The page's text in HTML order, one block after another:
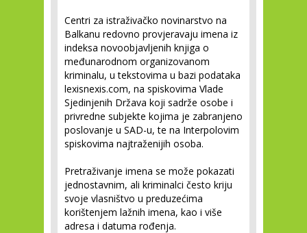
Centri za istraživačko novinarstvo na
Balkanu redovno provjeravaju imena iz
indeksa novoobjavljenih knjiga o
međunarodnom organizovanom
kriminalu, u tekstovima u bazi podataka
lexisnexis.com, na spiskovima Vlade
Sjedinjenih Država koji sadrže osobe i
privredne subjekte kojima je zabranjeno
poslovanje u SAD-u, te na Interpolovim
spiskovima najtraženijih osoba.
Pretraživanje imena se može pokazati
jednostavnim, ali kriminalci često kriju
svoje vlasništvo u preduzećima
korištenjem lažnih imena, kao i više
adresa i datuma rođenja.